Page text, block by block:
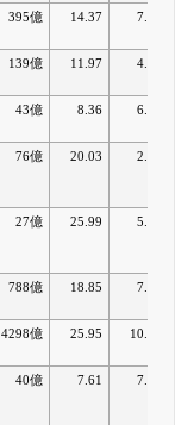
395億 14.37 7.09
139億 11.97 4.22
43億 8.36 6.21
76億 20.03 2.71
27億 25.99 5.98
788億 18.85 7.78
4298億 25.95 10.62
40億 7.61 7.86